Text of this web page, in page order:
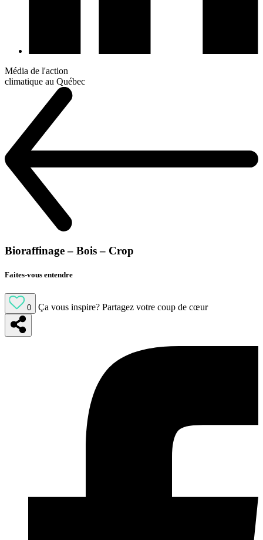
Média de l'action
climatique au Québec
Bioraffinage – Bois – Crop
Faites-vous entendre
0 Ça vous inspire? Partagez votre coup de cœur